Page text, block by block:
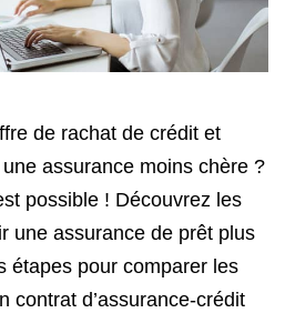
de rachat de crédit et
assurance moins chère ?
possible ! Découvrez les
une assurance de prêt plus
étapes pour comparer les
contrat d’assurance-crédit